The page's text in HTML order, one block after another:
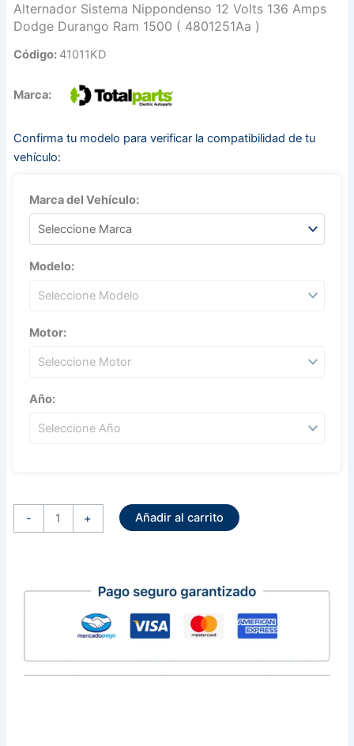
Alternador Sistema Nippondenso 12 Volts 136 Amps
Dodge Durango Ram 1500 ( 4801251Aa )
Código: 41011KD
Marca:
Confirma tu modelo para verificar la compatibilidad de tu
vehículo:
Marca del Vehículo:
Modelo:
Motor:
Año:
-
Nippondenso
12
Amps
+ Añadir al carrito